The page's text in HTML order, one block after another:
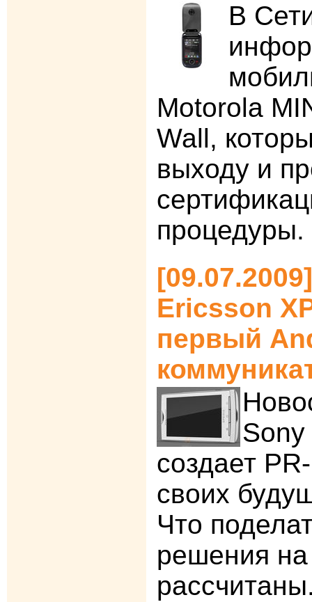
В
Motorola
Wall,
выходу и
процедуры.
Ericsson
первый
создает
своих
Что
решения на